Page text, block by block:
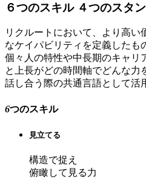
６つのスキル ４つのスタ
リクルートにおいて、より高い
なケイパビリティを定義したも
個々人の特性や中長期のキャリ
と上長がどの時間軸でどんな力
話し合う際の共通言語として活
6つのスキル
見立てる
構造で捉え
俯瞰して見る力